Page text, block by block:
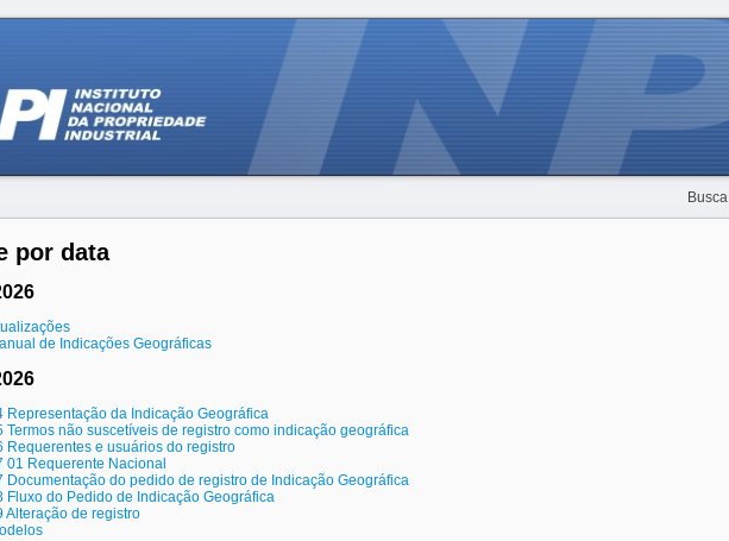
Busca
por data
de Indicações Geográficas
Representação da Indicação Geográfica
Termos não suscetíveis de registro como indicação geográfica
Requerentes e usuários do registro
01 Requerente Nacional
Documentação do pedido de registro de Indicação Geográfica
Fluxo do Pedido de Indicação Geográfica
Alteração de registro